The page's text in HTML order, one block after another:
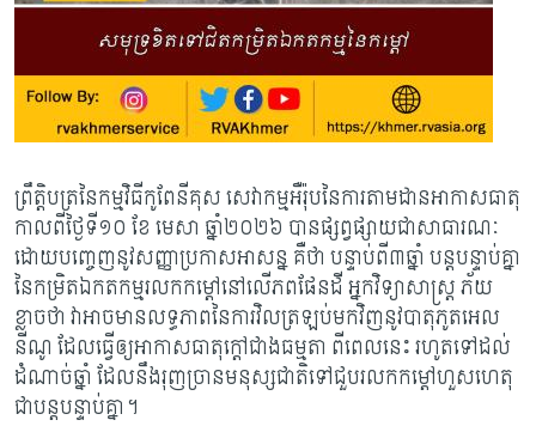
ព្រឹត្តិបត្រនៃកម្មវិធីកូពែនីគុស សេវាកម្មអឺរ៉ុបនៃការតាមដានអាកាសធាតុ
កាលពីថ្ងៃទី១០ ខែ មេសា ឆ្នាំ២០២៦ បានផ្សព្វផ្សាយជាសាធារណៈ
ដោយបញ្ចេញនូវសញ្ញាប្រកាសអាសន្ន គឺថា បន្ទាប់ពី៣ឆ្នាំ បន្តបន្ទាប់គ្នា
នៃកម្រិតឯកតកម្មរលកកម្តៅនៅលើភពផែនដី អ្នក​វិទ្យាសាស្រ្ត ភ័យ
ខ្លាចថា វាអាចមានលទ្ធភាពនៃការវិលត្រឡប់មកវិញនូវបាតុភូតអេល
នីណូ ដែលធ្វើឲ្យ​អាកាស​ធាតុ​ក្តៅជាងធម្មតា ពីពេលនេះ រហូតទៅ​​ដល់​
ដំណាច់ឆ្នាំ ដែលនឹងរុញច្រាន​មនុស្ស​ជាតិ​ទៅជួបរលកកម្តៅហួសហេតុ
ជាបន្ត​បន្ទាប់​គ្នា។